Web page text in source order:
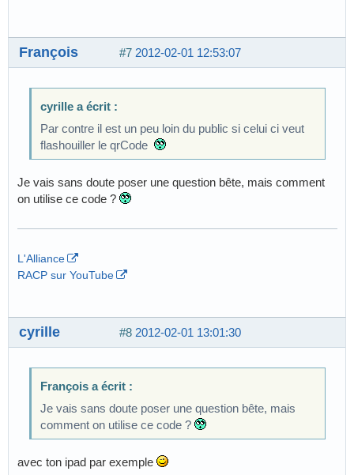
#7 2012-02-01 12:53:07
François
cyrille a écrit :
Par contre il est un peu loin du public si celui ci veut
flashouiller le qrCode
Je vais sans doute poser une question bête, mais comment
on utilise ce code ?
L'Alliance
RACP sur YouTube
#8 2012-02-01 13:01:30
cyrille
François a écrit :
Je vais sans doute poser une question bête, mais
comment on utilise ce code ?
avec ton ipad par exemple